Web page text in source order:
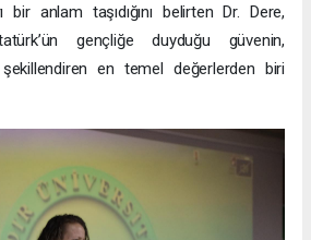
bir anlam taşıdığını belirten Dr. Dere,
gençliğe duyduğu güvenin,
şekillendiren en temel değerlerden biri